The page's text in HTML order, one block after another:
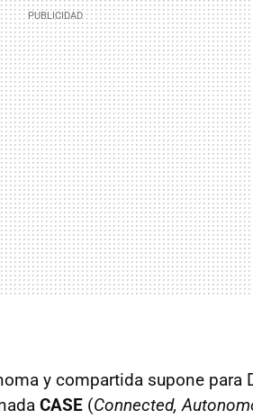
y compartida supone para
CASE (Connected,